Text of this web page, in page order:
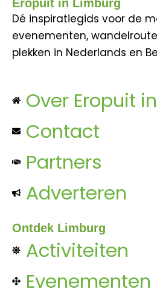
Eropuit in Limburg
Dé inspiratiegids voor de
evenementen,
plekken in Nederlands en
Over Eropuit
Contact
Partners
Adverteren
Ontdek Limburg
Activiteiten
Evenementen